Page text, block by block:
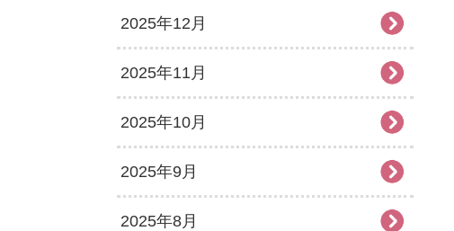
2025年12月
2025年11月
2025年10月
2025年9月
2025年8月